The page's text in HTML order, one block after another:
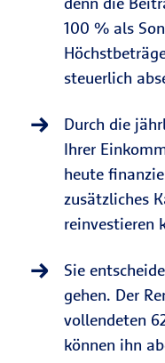
100 % als
steuerlich
Durch die
Ihrer
heute
zusätzliches
reinvestieren
Sie
gehen. Der
vollendeten
können ihn